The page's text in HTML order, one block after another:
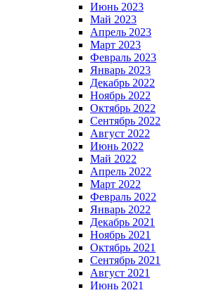
Июнь 2023
Май 2023
Апрель 2023
Март 2023
Февраль 2023
Январь 2023
Декабрь 2022
Ноябрь 2022
Октябрь 2022
Сентябрь 2022
Август 2022
Июнь 2022
Май 2022
Апрель 2022
Март 2022
Февраль 2022
Январь 2022
Декабрь 2021
Ноябрь 2021
Октябрь 2021
Сентябрь 2021
Август 2021
Июнь 2021